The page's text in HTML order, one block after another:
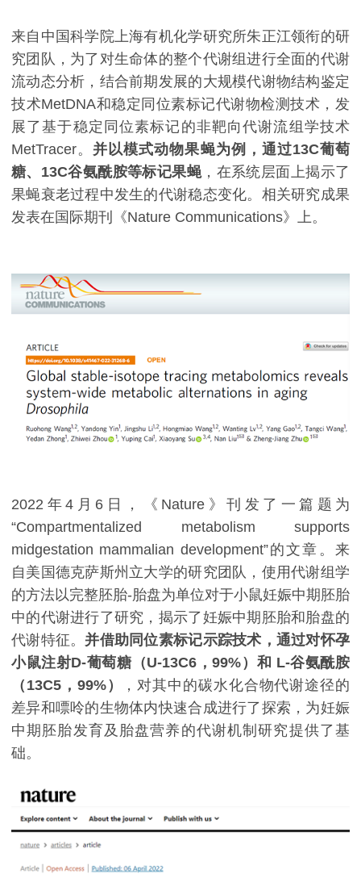
来自中国科学院上海有机化学研究所朱正江领衔的研
究团队，为了对生命体的整个代谢组进行全面的代谢
流动态分析，结合前期发展的大规模代谢物结构鉴定
技术MetDNA和稳定同位素标记代谢物检测技术，发
展了基于稳定同位素标记的非靶向代谢流组学技术
MetTracer。 并以模式动物果蝇为例，通过13C葡萄
糖、13C谷氨酰胺等标记果蝇，在系统层面上揭示了
果蝇衰老过程中发生的代谢稳态变化。相关研究成果
发表在国际期刊《Nature Communications》上。
2022年4月6日，《Nature》刊发了一篇题为
“Compartmentalized metabolism supports
midgestation mammalian development”的文章。来
自美国德克萨斯州立大学的研究团队，使用代谢组学
的方法以完整胚胎-胎盘为单位对于小鼠妊娠中期胚胎
中的代谢进行了研究，揭示了妊娠中期胚胎和胎盘的
代谢特征。 并借助同位素标记示踪技术，通过对怀孕
小鼠注射D-葡萄糖（U-13C6，99%）和 L-谷氨酰胺
（13C5，99%）
，对其中的碳水化合物代谢途径的
差异和嘌呤的生物体内快速合成进行了探索，为妊娠
中期胚胎发育及胎盘营养的代谢机制研究提供了基
础。